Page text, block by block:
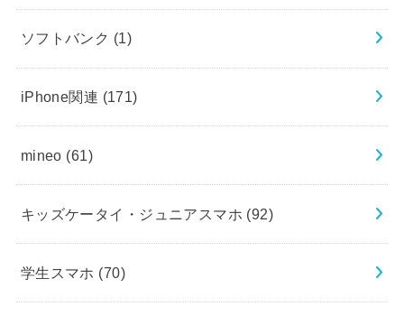
ソフトバンク (1)
iPhone関連 (171)
mineo (61)
キッズケータイ・ジュニアスマホ (92)
学生スマホ (70)